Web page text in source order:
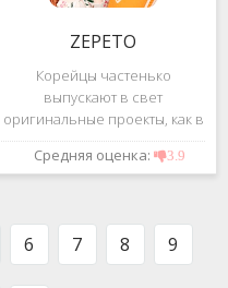
ZEPETO
Корейцы частенько
выпускают в свет
оригинальные проекты, как в
сфере игр, так и приложений.
Так, ZEPETO стремительно
Южной Кореи, не смотря на
Средняя оценка: 3.9
6 7 8 9